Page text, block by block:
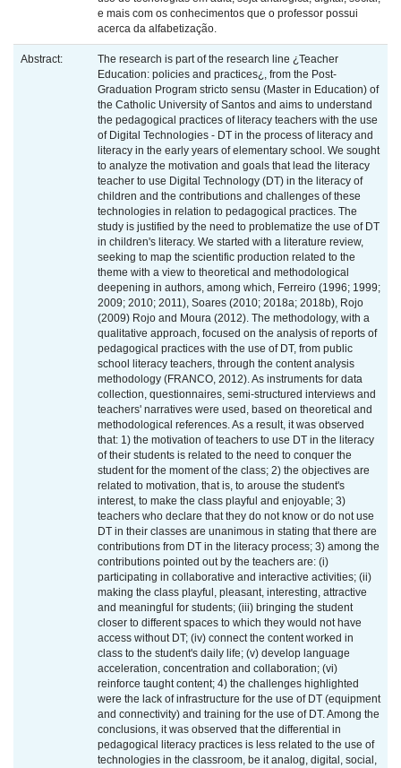
e mais com os conhecimentos que o professor possui
acerca da alfabetização.
Abstract:
The research is part of the research line ¿Teacher
Education: policies and practices¿, from the Post-
Graduation Program stricto sensu (Master in Education) of
the Catholic University of Santos and aims to understand
the pedagogical practices of literacy teachers with the use
of Digital Technologies - DT in the process of literacy and
literacy in the early years of elementary school. We sought
to analyze the motivation and goals that lead the literacy
teacher to use Digital Technology (DT) in the literacy of
children and the contributions and challenges of these
technologies in relation to pedagogical practices. The
study is justified by the need to problematize the use of DT
in children's literacy. We started with a literature review,
seeking to map the scientific production related to the
theme with a view to theoretical and methodological
deepening in authors, among which, Ferreiro (1996; 1999;
2009; 2010; 2011), Soares (2010; 2018a; 2018b), Rojo
(2009) Rojo and Moura (2012). The methodology, with a
qualitative approach, focused on the analysis of reports of
pedagogical practices with the use of DT, from public
school literacy teachers, through the content analysis
methodology (FRANCO, 2012). As instruments for data
collection, questionnaires, semi-structured interviews and
teachers' narratives were used, based on theoretical and
methodological references. As a result, it was observed
that: 1) the motivation of teachers to use DT in the literacy
of their students is related to the need to conquer the
student for the moment of the class; 2) the objectives are
related to motivation, that is, to arouse the student's
interest, to make the class playful and enjoyable; 3)
teachers who declare that they do not know or do not use
DT in their classes are unanimous in stating that there are
contributions from DT in the literacy process; 3) among the
contributions pointed out by the teachers are: (i)
participating in collaborative and interactive activities; (ii)
making the class playful, pleasant, interesting, attractive
and meaningful for students; (iii) bringing the student
closer to different spaces to which they would not have
access without DT; (iv) connect the content worked in
class to the student's daily life; (v) develop language
acceleration, concentration and collaboration; (vi)
reinforce taught content; 4) the challenges highlighted
were the lack of infrastructure for the use of DT (equipment
and connectivity) and training for the use of DT. Among the
conclusions, it was observed that the differential in
pedagogical literacy practices is less related to the use of
technologies in the classroom, be it analog, digital, social,